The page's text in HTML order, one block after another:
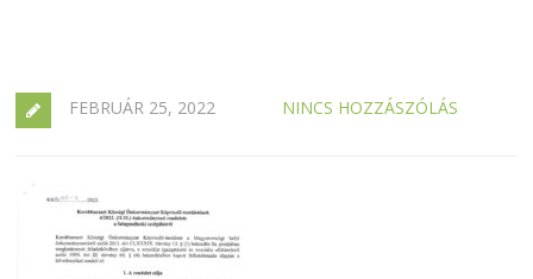
FEBRUÁR 25, 2022 NINCS HOZZÁSZÓLÁS